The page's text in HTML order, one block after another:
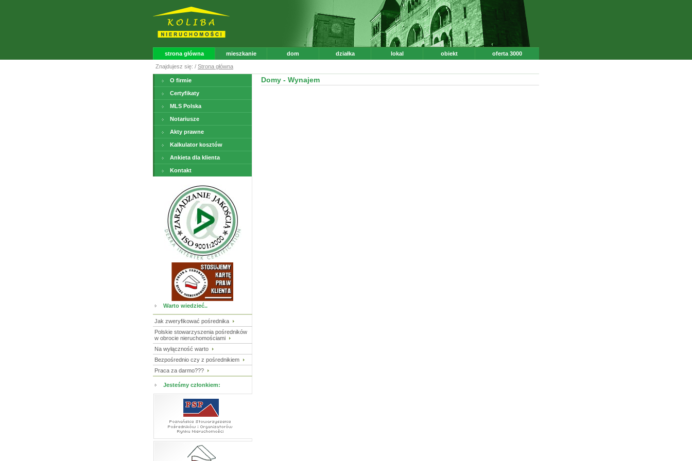
strona główna mieszkanie dom działka lokal obiekt oferta 3000
Znajdujesz się: / Strona główna
O firmie
Certyfikaty
MLS Polska
Notariusze
Akty prawne
Kalkulator kosztów
Ankieta dla klienta
Kontakt
Warto wiedzieć..
Jak zweryfikować pośrednika
Polskie stowarzyszenia pośredników
w obrocie nieruchomościami
Na wyłączność warto
Bezpośrednio czy z pośrednikiem
Praca za darmo???
Jesteśmy członkiem:
Domy - Wynajem